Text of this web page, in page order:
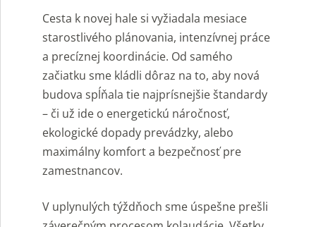
Cesta k novej hale si vyžiadala mesiace
starostlivého plánovania, intenzívnej práce
a precíznej koordinácie. Od samého
začiatku sme kládli dôraz na to, aby nová
budova spĺňala tie najprísnejšie štandardy
– či už ide o energetickú náročnosť,
ekologické dopady prevádzky, alebo
maximálny komfort a bezpečnosť pre
zamestnancov.
V uplynulých týždňoch sme úspešne prešli